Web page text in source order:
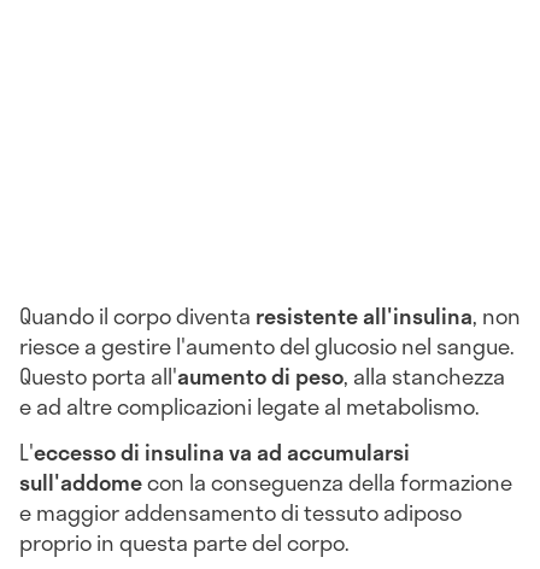
Quando il corpo diventa resistente all'insulina, non
riesce a gestire l'aumento del glucosio nel sangue.
Questo porta all'aumento di peso, alla stanchezza
e ad altre complicazioni legate al metabolismo.
L'eccesso di insulina va ad accumularsi
sull'addomecon la conseguenza della formazione
e maggior addensamento di tessuto adiposo
proprio in questa parte del corpo.